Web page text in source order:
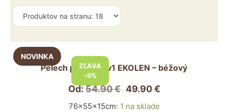
ZĽAVA
-9%
Pelech pre psa 2v1 EKOLEN – béžový
Od:54.90€ 49.90€
76x55x15cm: 1 na sklade
Tento
produkt